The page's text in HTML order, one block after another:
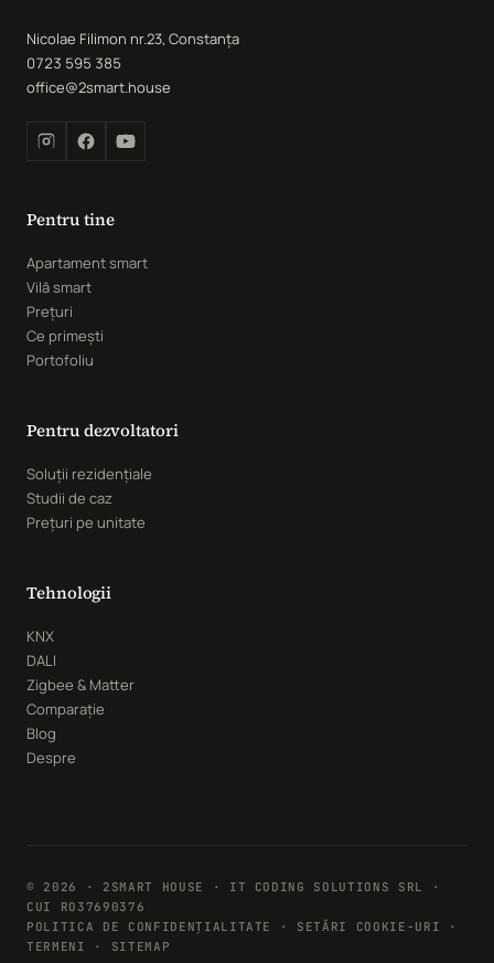
Nicolae Filimon nr.23, Constanța
0723 595 385
office@2smart.house
Pentru tine
Apartament smart
Vilă smart
Prețuri
Ce primești
Portofoliu
Pentru dezvoltatori
Soluții rezidențiale
Studii de caz
Prețuri pe unitate
Tehnologii
KNX
DALI
Zigbee & Matter
Comparație
Blog
Despre
© 2026 · 2SMART HOUSE · IT CODING SOLUTIONS SRL ·
CUI RO37690376
POLITICA DE CONFIDENȚIALITATE
· SETĂRI COOKIE-URI ·
TERMENI · SITEMAP